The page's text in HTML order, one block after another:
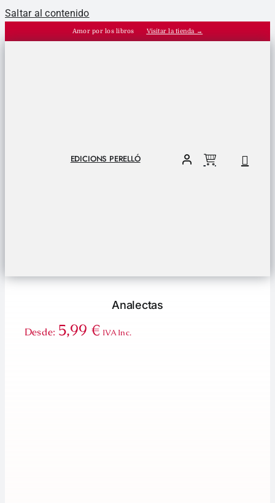
Saltar al contenido
Amor por los libros Visitar la tienda →
EDICIONS PERELLÓ
Analectas
Desde: 5,99 € IVA Inc.